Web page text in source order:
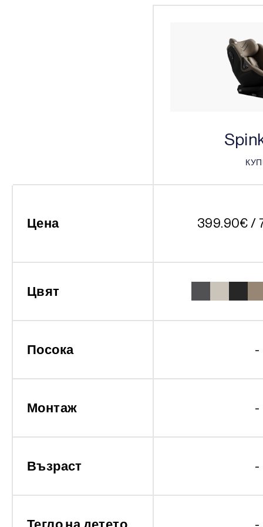
Цена 399.90€ /
Цвят
Посока -
Монтаж -
Възраст -